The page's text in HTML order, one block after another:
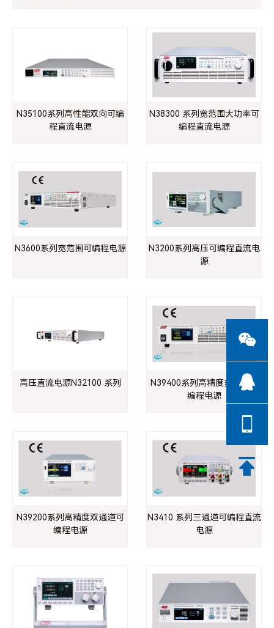
N35100系列高性能双向可编
程直流电源
N38300 系列宽范围大功率可
编程直流电源
N3600系列宽范围可编程电源
N3200系列高压可编程直流电
源
高压直流电源N32100 系列
N39400系列高精度多通道可
编程电源
N39200系列高精度双通道可
编程电源
N3410 系列三通道可编程直流
电源